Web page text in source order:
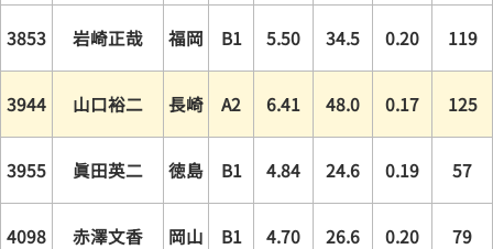
3853 岩崎正哉 福岡 B1 5.50 34.5 0.20 119
3944 山口裕二 長崎 A2 6.41 48.0 0.17 125
3955 眞田英二 徳島 B1 4.84 24.6 0.19 57
4098 赤澤文香 岡山 B1 4.70 26.6 0.20 79